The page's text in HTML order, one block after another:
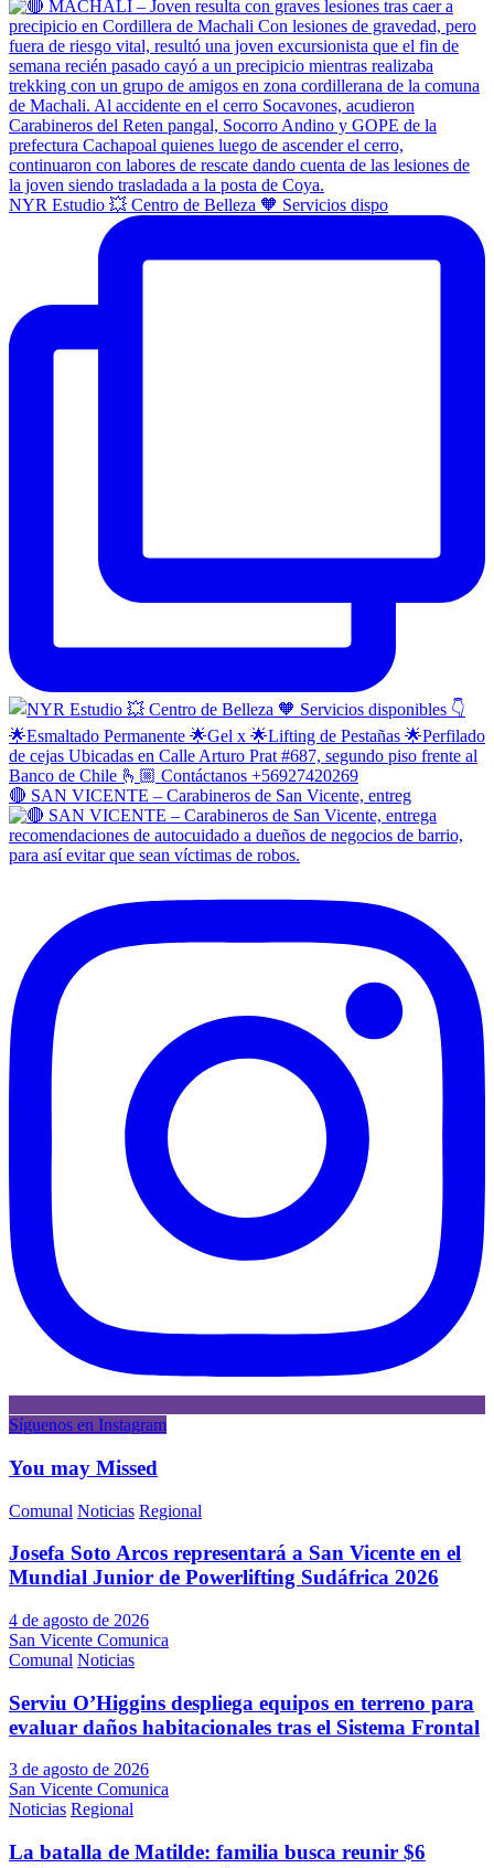
NYR Estudio 💥 Centro de Belleza 🧡 Servicios dispo
🔴 SAN VICENTE – Carabineros de San Vicente, entreg
Síguenos en Instagram
You may Missed
Comunal Noticias Regional
Josefa Soto Arcos representará a San Vicente en el
Mundial Junior de Powerlifting Sudáfrica 2026
4 de agosto de 2026
San Vicente Comunica
Comunal Noticias
Serviu O’Higgins despliega equipos en terreno para
evaluar daños habitacionales tras el Sistema Frontal
3 de agosto de 2026
San Vicente Comunica
Noticias Regional
La batalla de Matilde: familia busca reunir $6